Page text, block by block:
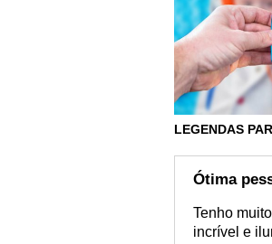
LEGENDAS
Ótima
Tenho
incrível e